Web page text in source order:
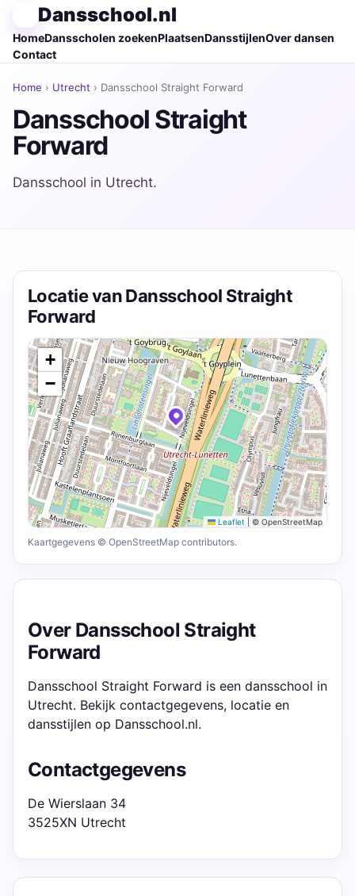
Dansschool.nl
HomeDansscholen zoekenPlaatsenDansstijlenOver dansen
Contact
Home › Utrecht › Dansschool Straight Forward
Dansschool Straight
Forward
Dansschool in Utrecht.
Locatie van Dansschool Straight
Forward
+
−
Leaflet © OpenStreetMap
Kaartgegevens © OpenStreetMap contributors.
Over Dansschool Straight
Forward
Dansschool Straight Forward is een dansschool in
Utrecht. Bekijk contactgegevens, locatie en
dansstijlen op Dansschool.nl.
Contactgegevens
De Wierslaan 34
3525XN Utrecht